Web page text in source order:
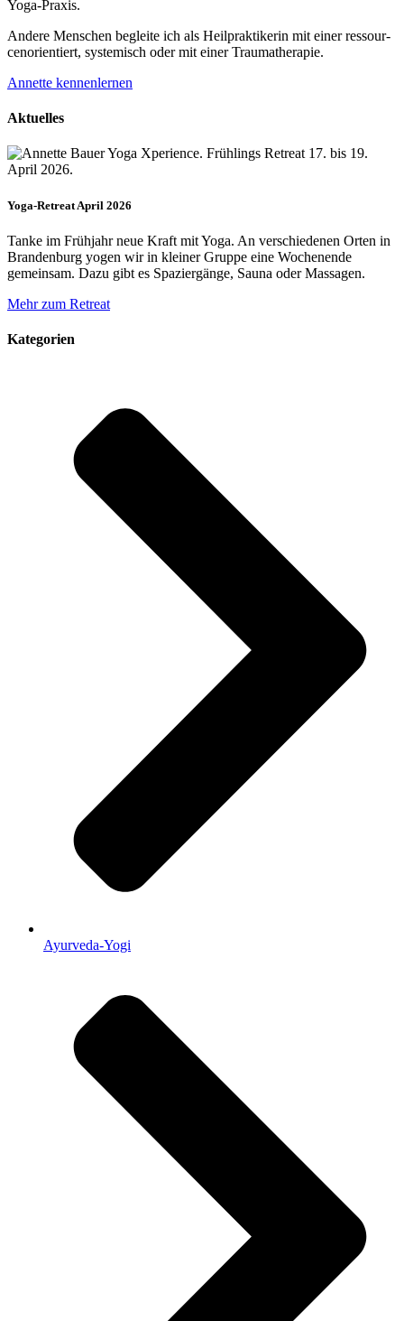
Yoga-Praxis.
Andere Menschen begleite ich als Heil­prakti­kerin mit einer ressour­
cenorien­tiert, systemisch oder mit einer Trauma­therapie.
Annette kennenlernen
Aktuelles
Yoga-Retreat April 2026
Tanke im Frühjahr neue Kraft mit Yoga. An verschiedenen Orten in
Brandenburg yogen wir in kleiner Gruppe eine Wochenende
gemeinsam. Dazu gibt es Spaziergänge, Sauna oder Massagen.
Mehr zum Retreat
Kategorien
Ayurveda-Yogi